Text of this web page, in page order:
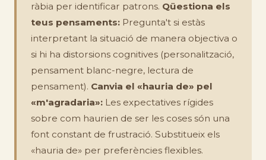
ràbia per identificar patrons. Qüestiona els
teus pensaments: Pregunta't si estàs
interpretant la situació de manera objectiva o
si hi ha distorsions cognitives (personalització,
pensament blanc-negre, lectura de
pensament). Canvia el «hauria de» pel
«m'agradaria»: Les expectatives rígides
sobre com haurien de ser les coses són una
font constant de frustració. Substitueix els
«hauria de» per preferències flexibles.